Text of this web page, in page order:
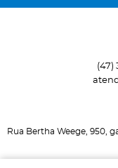
(47)
Rua Bertha Weege, 950,